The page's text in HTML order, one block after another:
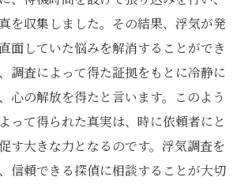
を収集しました。その結果、浮気が発
面していた悩みを解消することができ
調査によって得た証拠をもとに冷静に
心の解放を得たと言います。このよう
って得られた真実は、時に依頼者にと
す大きな力となるのです。浮気調査を
信頼できる探偵に相談することが大切